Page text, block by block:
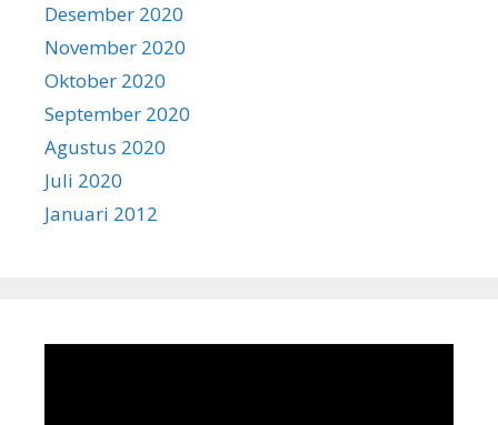
Desember 2020
November 2020
Oktober 2020
September 2020
Agustus 2020
Juli 2020
Januari 2012